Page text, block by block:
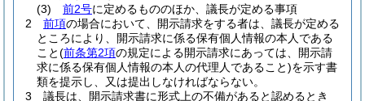
(3)
前2号に定めるもののほか、議長が定める事項
2
前項の場合において、開示請求をする者は、議長が定める
ところにより、開示請求に係る保有個人情報の本人である
こと(前条第2項の規定による開示請求にあっては、開示請
求に係る保有個人情報の本人の代理人であること)を示す書
類を提示し、又は提出しなければならない。
3
議長は、開示請求書に形式上の不備があると認めるとき